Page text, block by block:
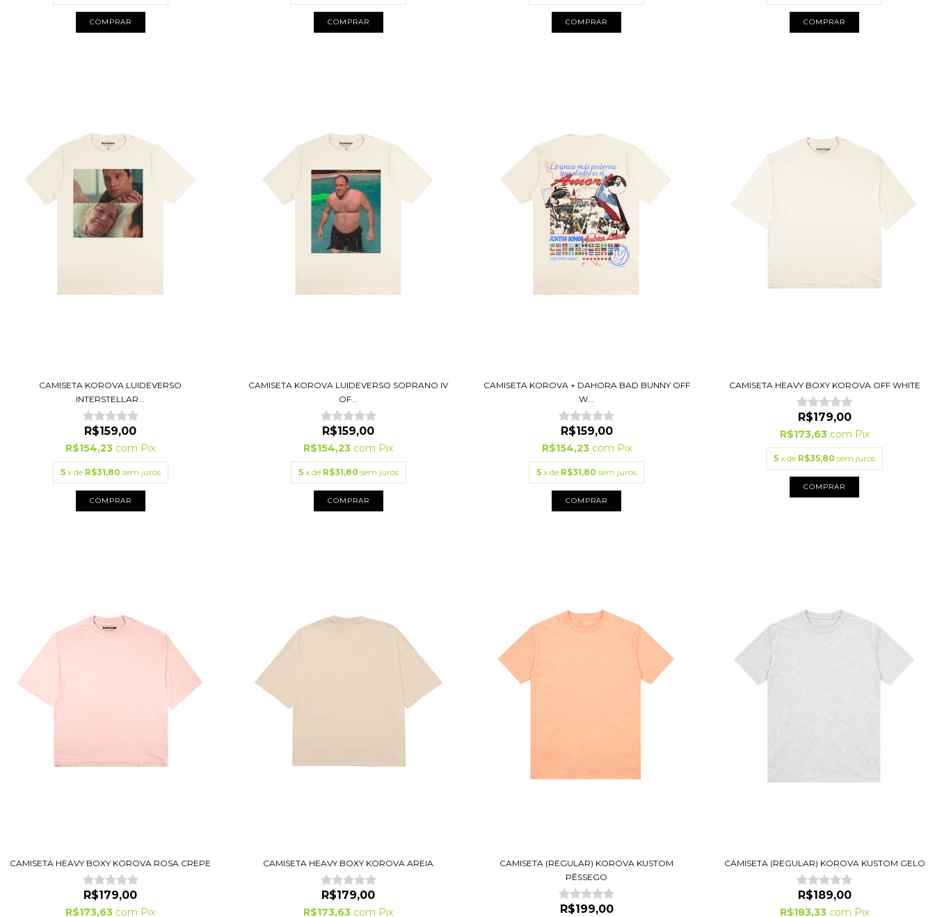
COMPRAR COMPRAR COMPRAR COMPRAR
CAMISETA KOROVA LUIDEVERSO
INTERSTELLAR...
R$159,00
R$154,23 com Pix
5 x de R$31,80 sem juros
COMPRAR
CAMISETA KOROVA LUIDEVERSO SOPRANO IV
OF...
R$159,00
R$154,23 com Pix
5 x de R$31,80 sem juros
COMPRAR
CAMISETA KOROVA + DAHORA BAD BUNNY OFF
W...
R$159,00
R$154,23 com Pix
5 x de R$31,80 sem juros
COMPRAR
CAMISETA HEAVY BOXY KOROVA OFF WHITE
R$179,00
R$173,63 com Pix
5 x de R$35,80 sem juros
COMPRAR
CAMISETA HEAVY BOXY KOROVA ROSA CREPE
R$179,00
R$173,63 com Pix
CAMISETA HEAVY BOXY KOROVA AREIA
R$179,00
R$173,63 com Pix
CAMISETA (REGULAR) KOROVA KUSTOM
PÊSSEGO
R$199,00
CAMISETA (REGULAR) KOROVA KUSTOM GELO
R$189,00
R$183,33 com Pix